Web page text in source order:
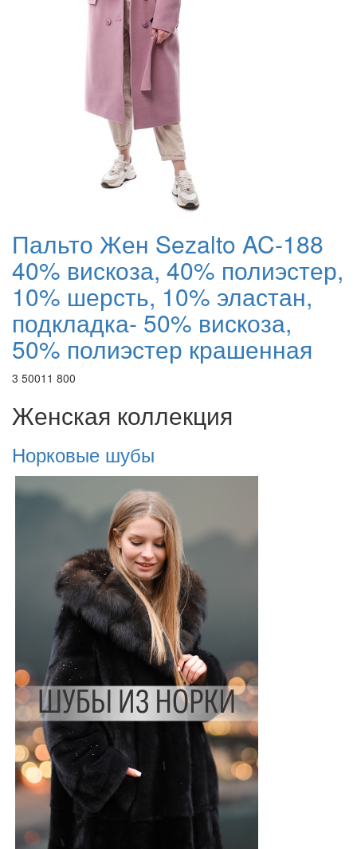
Пальто Жен Sezalto AC-188
40% вискоза, 40% полиэстер,
10% шерсть, 10% эластан,
подкладка- 50% вискоза,
50% полиэстер крашенная
3 50011 800
Женская коллекция
Норковые шубы